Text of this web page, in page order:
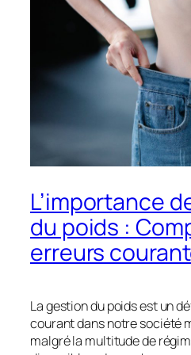
L’importance
du poids :
erreurs
La gestion du poids est un
courant dans notre société
malgré la multitude de